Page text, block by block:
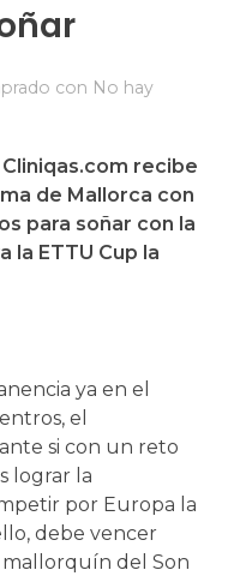
con No hay
recibe
de Mallorca con
para soñar con la
la ETTU Cup la
ya en el
el
si con un reto
lograr la
por Europa la
debe vencer
del Son